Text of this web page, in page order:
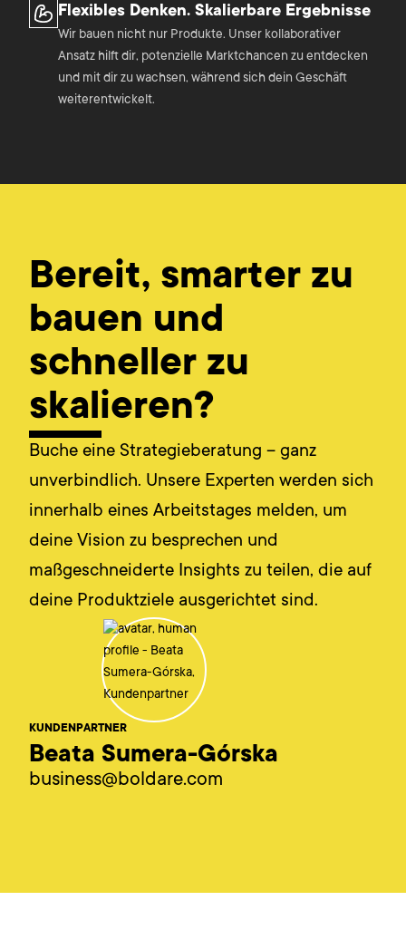
Flexibles Denken. Skalierbare Ergebnisse
Wir bauen nicht nur Produkte. Unser kollaborativer
Ansatz hilft dir, potenzielle Marktchancen zu entdecken
und mit dir zu wachsen, während sich dein Geschäft
weiterentwickelt.
Bereit, smarter zu
bauen und
schneller zu
skalieren?
Buche eine Strategieberatung – ganz
unverbindlich. Unsere Experten werden sich
innerhalb eines Arbeitstages melden, um
deine Vision zu besprechen und
maßgeschneiderte Insights zu teilen, die auf
deine Produktziele ausgerichtet sind.
KUNDENPARTNER
Beata Sumera-Górska
business@boldare.com